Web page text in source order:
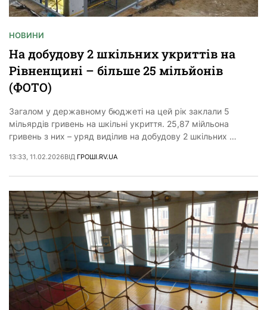
НОВИНИ
На добудову 2 шкільних укриттів на
Рівненщині – більше 25 мільйонів
(ФОТО)
Загалом у державному бюджеті на цей рік заклали 5
мільярдів гривень на шкільні укриття. 25,87 мійльона
гривень з них – уряд виділив на добудову 2 шкільних …
13:33, 11.02.2026ВІД ГРОШІ.RV.UA